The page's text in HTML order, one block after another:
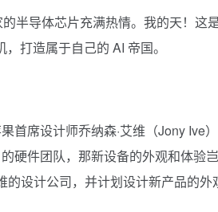
半导体芯片充满热情。我的天！这
打造属于自己的 AI 帝国。
首席设计师乔纳森·艾维（Jony Ive
硬件团队，那新设备的外观和体验
的设计公司，并计划设计新产品的